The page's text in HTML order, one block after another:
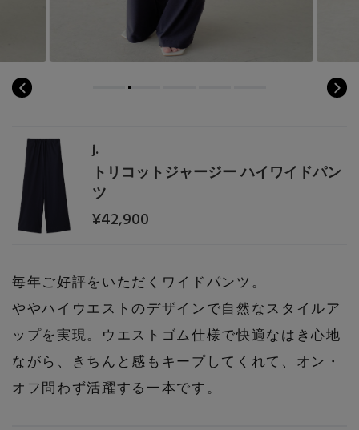
j.
トリコットジャージー ハイワイドパン
ツ
¥42,900
毎年ご好評をいただくワイドパンツ。
ややハイウエストのデザインで自然なスタイルア
ップを実現。ウエストゴム仕様で快適なはき心地
ながら、きちんと感もキープしてくれて、オン・
オフ問わず活躍する一本です。